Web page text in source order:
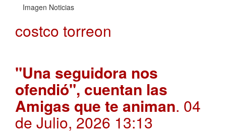
Imagen Noticias
costco torreon
"Una seguidora nos
ofendió", cuentan las
Amigas que te animan. 04
de Julio, 2026 13:13